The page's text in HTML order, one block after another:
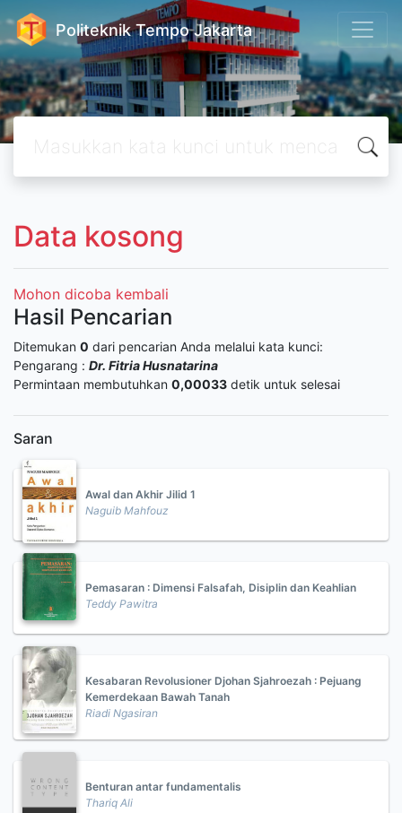
Politeknik Tempo Jakarta
Data kosong
Mohon dicoba kembali
Hasil Pencarian
Ditemukan 0 dari pencarian Anda melalui kata kunci:
Pengarang : Dr. Fitria Husnatarina
Permintaan membutuhkan 0,00033 detik untuk selesai
Saran
Awal dan Akhir Jilid 1
Naguib Mahfouz
Pemasaran : Dimensi Falsafah, Disiplin dan Keahlian
Teddy Pawitra
Kesabaran Revolusioner Djohan Sjahroezah : Pejuang
Kemerdekaan Bawah Tanah
Riadi Ngasiran
Benturan antar fundamentalis
Thariq Ali